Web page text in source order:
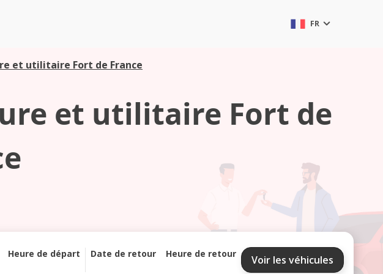
FR
et utilitaire Fort de France
et utilitaire Fort de
Heure de départ Date de retour Heure de retour Voir les véhicules